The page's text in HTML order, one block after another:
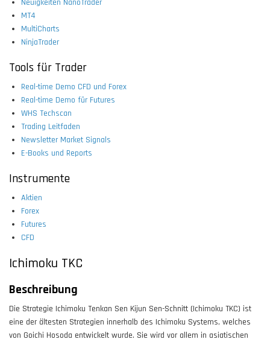
Neuigkeiten NanoTrader
MT4
MultiCharts
NinjaTrader
Tools für Trader
Real-time Demo CFD und Forex
Real-time Demo für Futures
WHS Techscan
Trading Leitfaden
Newsletter Market Signals
E-Books und Reports
Instrumente
Aktien
Forex
Futures
CFD
Ichimoku TKC
Beschreibung
Die Strategie Ichimoku Tenkan Sen Kijun Sen-Schnitt (Ichimoku TKC) ist
eine der ältesten Strategien innerhalb des Ichimoku Systems, welches
von Goichi Hosoda entwickelt wurde. Sie wird vor allem in asiatischen